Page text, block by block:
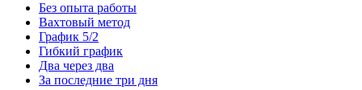
Без опыта работы
Вахтовый метод
График 5/2
Гибкий график
Два через два
За последние три дня